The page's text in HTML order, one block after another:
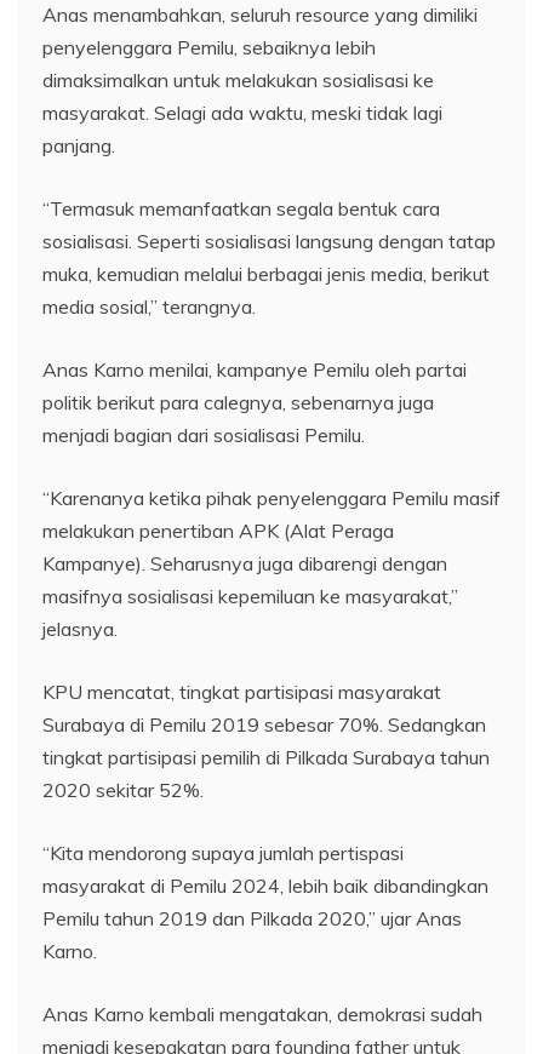
Anas menambahkan, seluruh resource yang dimiliki
penyelenggara Pemilu, sebaiknya lebih
dimaksimalkan untuk melakukan sosialisasi ke
masyarakat. Selagi ada waktu, meski tidak lagi
panjang.
“Termasuk memanfaatkan segala bentuk cara
sosialisasi. Seperti sosialisasi langsung dengan tatap
muka, kemudian melalui berbagai jenis media, berikut
media sosial,” terangnya.
Anas Karno menilai, kampanye Pemilu oleh partai
politik berikut para calegnya, sebenarnya juga
menjadi bagian dari sosialisasi Pemilu.
“Karenanya ketika pihak penyelenggara Pemilu masif
melakukan penertiban APK (Alat Peraga
Kampanye). Seharusnya juga dibarengi dengan
masifnya sosialisasi kepemiluan ke masyarakat,”
jelasnya.
KPU mencatat, tingkat partisipasi masyarakat
Surabaya di Pemilu 2019 sebesar 70%. Sedangkan
tingkat partisipasi pemilih di Pilkada Surabaya tahun
2020 sekitar 52%.
“Kita mendorong supaya jumlah pertispasi
masyarakat di Pemilu 2024, lebih baik dibandingkan
Pemilu tahun 2019 dan Pilkada 2020,” ujar Anas
Karno.
Anas Karno kembali mengatakan, demokrasi sudah
menjadi kesepakatan para founding father untuk